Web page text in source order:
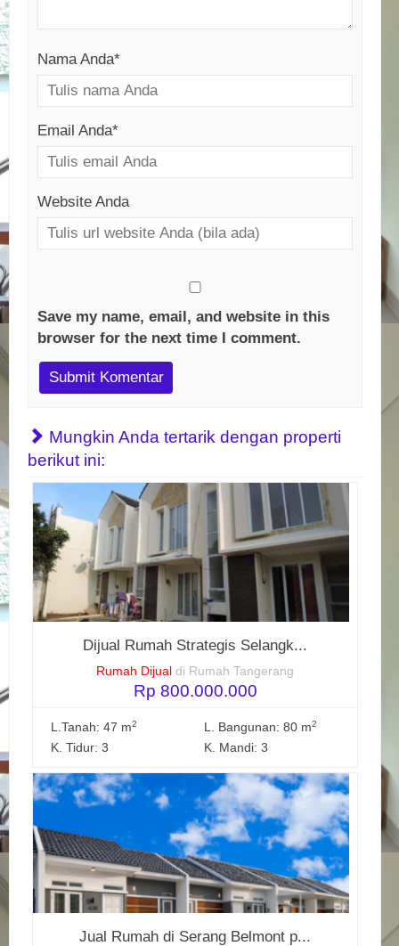
Nama Anda*
Email Anda*
Website Anda
Save my name, email, and website in this
browser for the next time I comment.
Mungkin Anda tertarik dengan properti
berikut ini:
Dijual Rumah Strategis Selangk...
Rumah Dijual di Rumah Tangerang
Rp 800.000.000
L.Tanah: 47 m2 L. Bangunan: 80 m2
K. Tidur: 3 K. Mandi: 3
Jual Rumah di Serang Belmont p...